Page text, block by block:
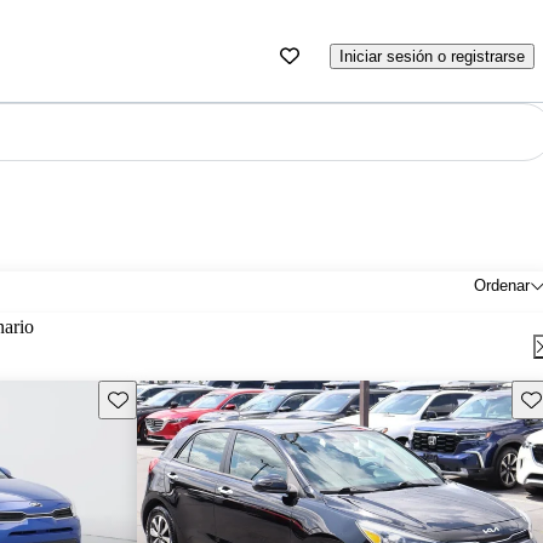
Iniciar sesión o registrarse
Ordenar
Guarda este Aviso